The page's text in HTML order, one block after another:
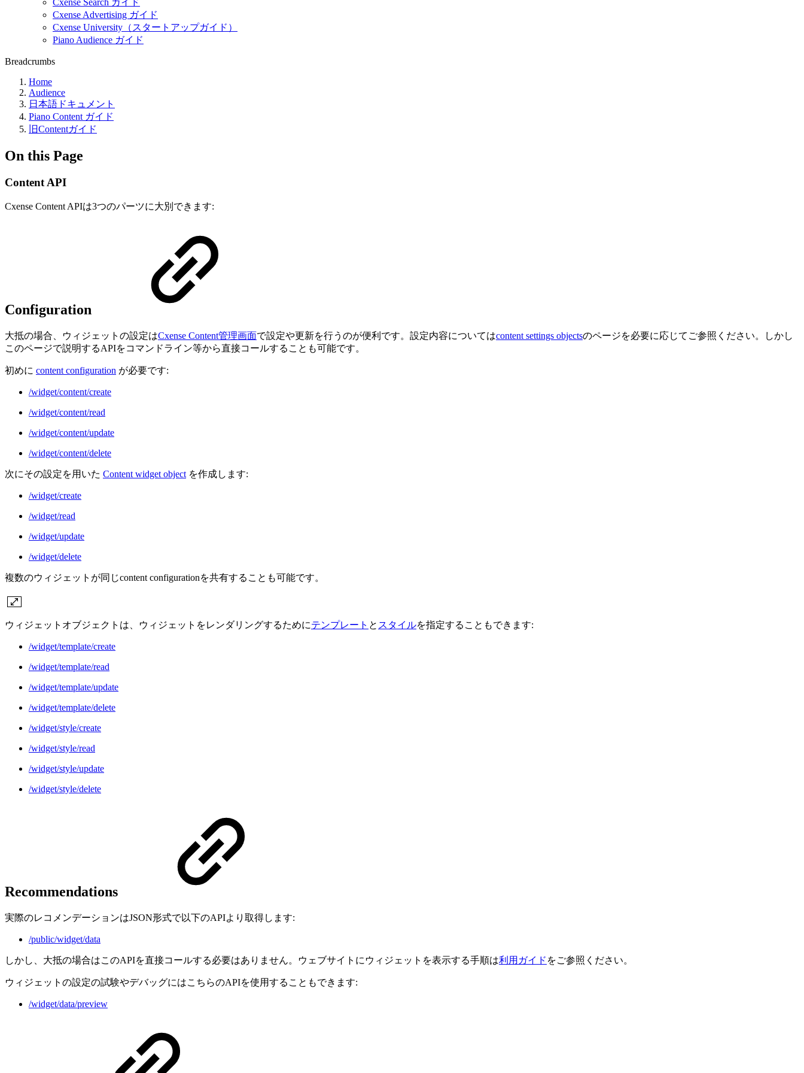
Cxense Search ガイド
Cxense Advertising ガイド
Cxense University（スタートアップガイド）
Piano Audience ガイド
Breadcrumbs
Home
Audience
日本語ドキュメント
Piano Content ガイド
旧Contentガイド
On this Page
Content API
Cxense Content APIは3つのパーツに大別できます:
Configuration
大抵の場合、ウィジェットの設定はCxense Content管理画面で設定や更新を行うのが便利です。設定内容についてはcontent settings objectsのページを必要に応じてご参照ください。しかし
このページで説明するAPIをコマンドライン等から直接コールすることも可能です。
初めに content configuration が必要です:
/widget/content/create
/widget/content/read
/widget/content/update
/widget/content/delete
次にその設定を用いた Content widget object を作成します:
/widget/create
/widget/read
/widget/update
/widget/delete
複数のウィジェットが同じcontent configurationを共有することも可能です。
ウィジェットオブジェクトは、ウィジェットをレンダリングするためにテンプレート と スタイルを指定することもできます:
/widget/template/create
/widget/template/read
/widget/template/update
/widget/template/delete
/widget/style/create
/widget/style/read
/widget/style/update
/widget/style/delete
Recommendations
実際のレコメンデーションはJSON形式で以下のAPIより取得します:
/public/widget/data
しかし、大抵の場合はこのAPIを直接コールする必要はありません。ウェブサイトにウィジェットを表示する手順は利用ガイド をご参照ください。
ウィジェットの設定の試験やデバッグにはこちらのAPIを使用することもできます:
/widget/data/preview